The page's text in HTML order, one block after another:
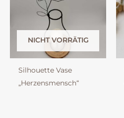
NICHT VORRÄTIG
Silhouette Vase
„Herzensmensch“